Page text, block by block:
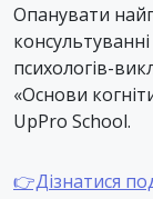
Опанувати
психологів-
«Основи
UpPro School.
👉Дізнатися